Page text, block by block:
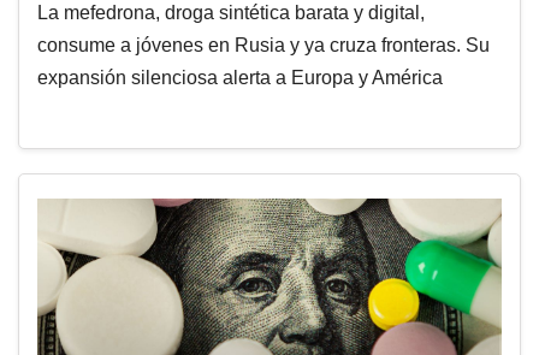
La mefedrona, droga sintética barata y digital,
consume a jóvenes en Rusia y ya cruza fronteras. Su
expansión silenciosa alerta a Europa y América